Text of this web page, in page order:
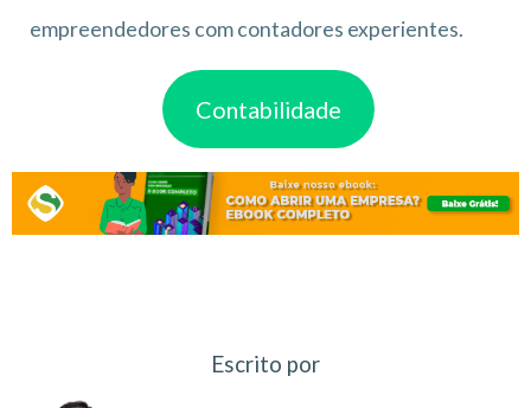
empreendedores com contadores experientes.
Contabilidade
Escrito por